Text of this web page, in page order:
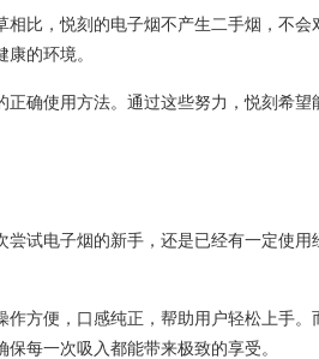
比，悦刻的电子烟不产生二手烟，不
的环境。
确使用方法。通过这些努力，悦刻希望
试电子烟的新手，还是已经有一定使用
方便，口感纯正，帮助用户轻松上手。
每一次吸入都能带来极致的享受。